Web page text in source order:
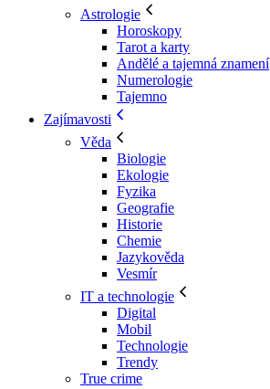
Astrologie
Horoskopy
Tarot a karty
Andělé a tajemná znamení
Numerologie
Tajemno
Zajímavosti
Věda
Biologie
Ekologie
Fyzika
Geografie
Historie
Chemie
Jazykověda
Vesmír
IT a technologie
Digital
Mobil
Technologie
Trendy
True crime